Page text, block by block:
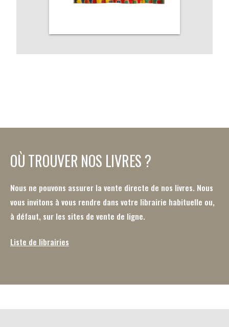
OÙ TROUVER NOS LIVRES ?
Nous ne pouvons assurer la vente directe de nos livres. Nous
vous invitons à vous rendre dans votre librairie habituelle ou,
à défaut, sur les sites de vente de ligne.
Liste de librairies